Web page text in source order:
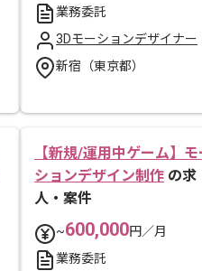
業務委託
3Dモーションデザイナー
新宿（東京都）
【新規/運用中ゲーム】モ
ションデザイン制作 の求
人・案件
~600,000円／月
業務委託